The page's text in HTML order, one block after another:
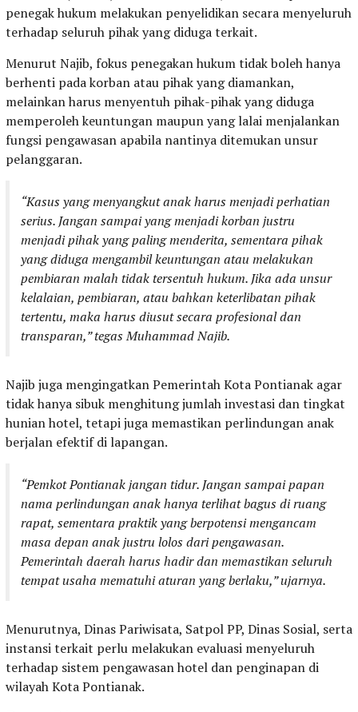
penegak hukum melakukan penyelidikan secara menyeluruh
terhadap seluruh pihak yang diduga terkait.
Menurut Najib, fokus penegakan hukum tidak boleh hanya
berhenti pada korban atau pihak yang diamankan,
melainkan harus menyentuh pihak-pihak yang diduga
memperoleh keuntungan maupun yang lalai menjalankan
fungsi pengawasan apabila nantinya ditemukan unsur
pelanggaran.
“Kasus yang menyangkut anak harus menjadi perhatian
serius. Jangan sampai yang menjadi korban justru
menjadi pihak yang paling menderita, sementara pihak
yang diduga mengambil keuntungan atau melakukan
pembiaran malah tidak tersentuh hukum. Jika ada unsur
kelalaian, pembiaran, atau bahkan keterlibatan pihak
tertentu, maka harus diusut secara profesional dan
transparan,” tegas Muhammad Najib.
Najib juga mengingatkan Pemerintah Kota Pontianak agar
tidak hanya sibuk menghitung jumlah investasi dan tingkat
hunian hotel, tetapi juga memastikan perlindungan anak
berjalan efektif di lapangan.
“Pemkot Pontianak jangan tidur. Jangan sampai papan
nama perlindungan anak hanya terlihat bagus di ruang
rapat, sementara praktik yang berpotensi mengancam
masa depan anak justru lolos dari pengawasan.
Pemerintah daerah harus hadir dan memastikan seluruh
tempat usaha mematuhi aturan yang berlaku,” ujarnya.
Menurutnya, Dinas Pariwisata, Satpol PP, Dinas Sosial, serta
instansi terkait perlu melakukan evaluasi menyeluruh
terhadap sistem pengawasan hotel dan penginapan di
wilayah Kota Pontianak.